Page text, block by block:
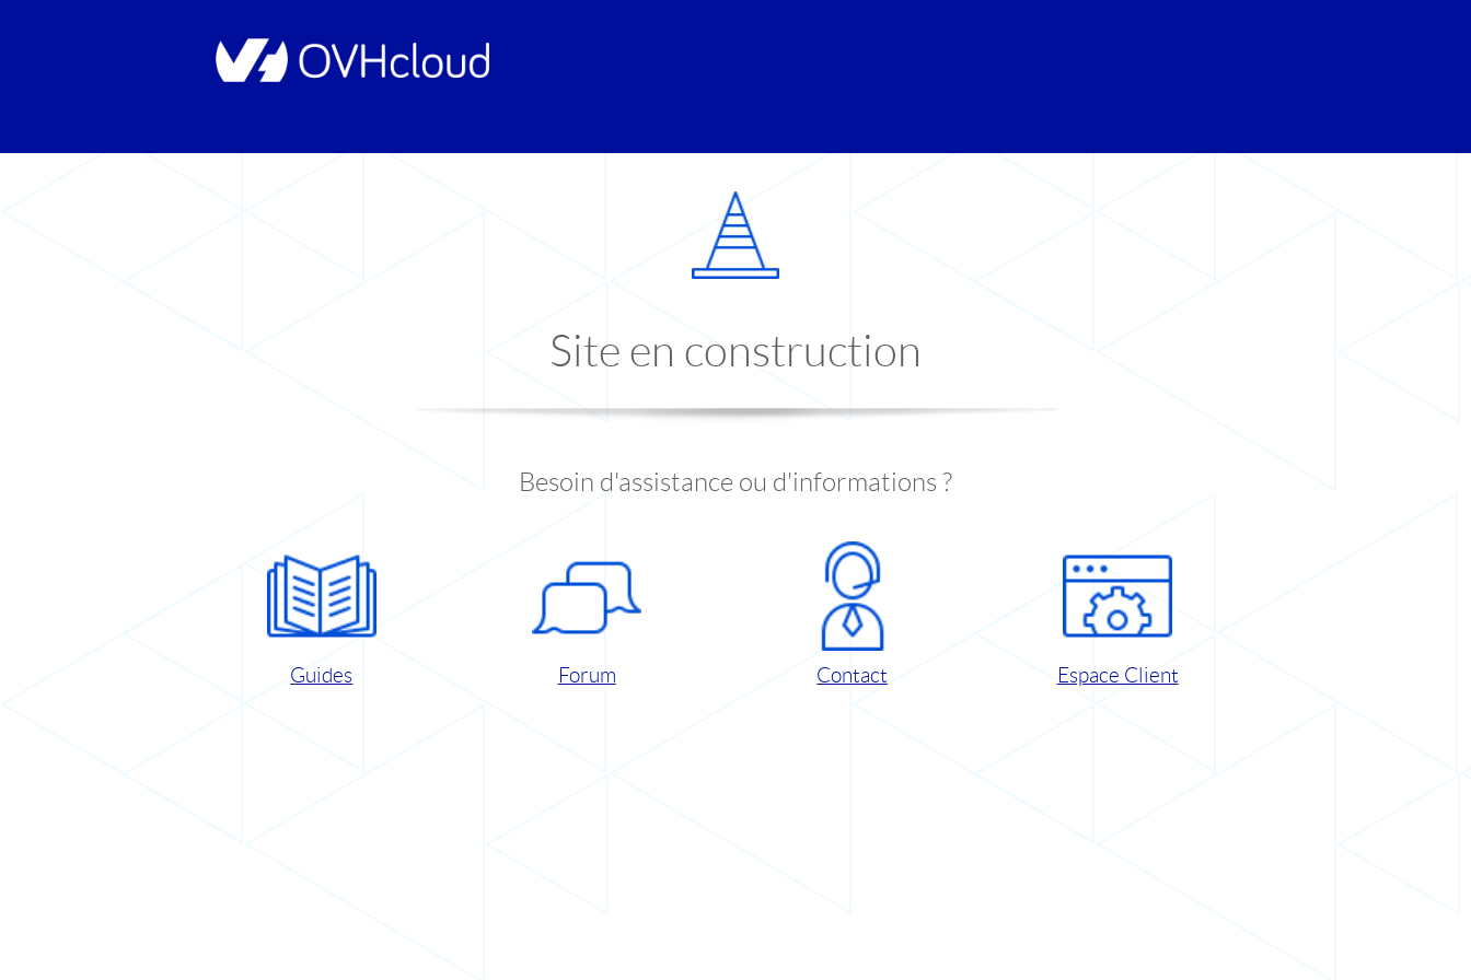
Site en construction
Besoin d'assistance ou d'informations ?
Guides Forum Contact Espace Client